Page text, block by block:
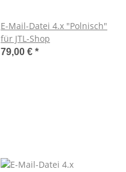
E-Mail-Datei 4.x "Polnisch"
für JTL-Shop
79,00 € *